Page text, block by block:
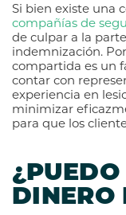
Si bien existe una
compañías de
de culpar a la
indemnización.
compartida es un
contar con
experiencia en
minimizar
para que los
DINERO